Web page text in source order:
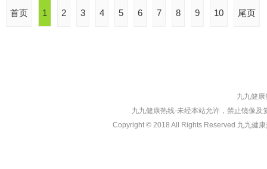
首页 1 2 3 4 5 6 7 8 9 10 尾页
九九健康
九九健康热线-未经本站允许，禁止镜像
Copyright © 2018 All Rights Reserved 九九健